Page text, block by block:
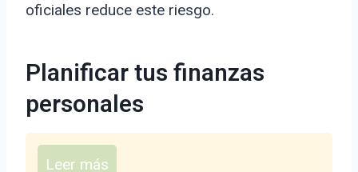
oficiales reduce este riesgo.
Planificar tus finanzas
personales
Leer más